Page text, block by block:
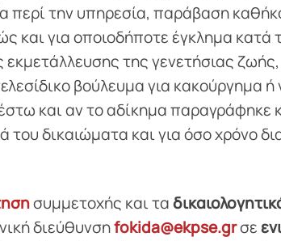
περί την υπηρεσία, παράβαση
και για οποιοδήποτε έγκλημα κατά
εκμετάλλευσης της γενετήσιας
βούλευμα για κακούργημα ή
και αν το αδίκημα παραγράφηκε
του δικαιώματα και για όσο χρόνο
συμμετοχής και τα
διεύθυνσηfokida@ekpse.grσε